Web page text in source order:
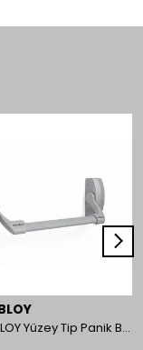
ASSA ABLOY Yüzey Tip Panik Bar PED 180